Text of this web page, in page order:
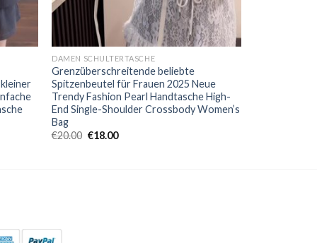
DAMEN SCHULTERTASCHE
Grenzüberschreitende beliebte
Spitzenbeutel für Frauen 2025 Neue
Trendy Fashion Pearl Handtasche High-
End Single-Shoulder Crossbody Women’s
Bag
€20.00 €18.00